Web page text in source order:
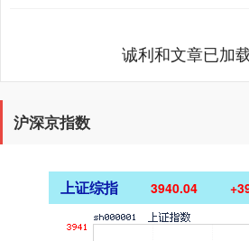
诚利和文章已加
沪深京指数
上证综指 3940.04